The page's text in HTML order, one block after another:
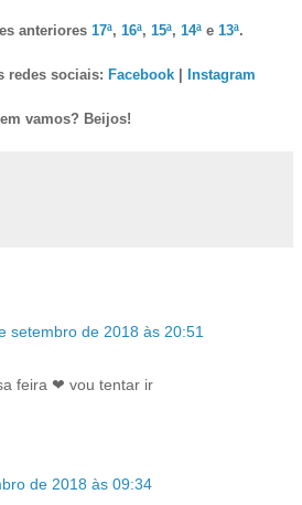
anteriores 17ª, 16ª, 15ª, 14ªe 13ª.
redes sociais: Facebook| Instagram
vamos? Beijos!
setembro de 2018 às 20:51
feira ❤ vou tentar ir
de 2018 às 09:34